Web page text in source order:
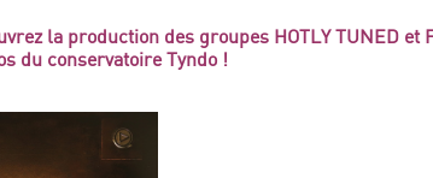
la production des groupes HOTLY TUNED et
du conservatoire Tyndo !